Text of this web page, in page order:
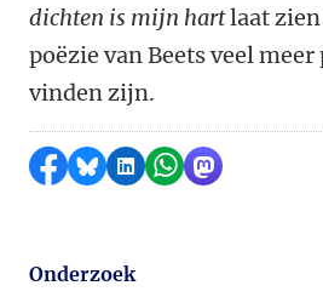
dichten is mijn hartlaat zien
poëzie van Beets veel
vinden zijn.
Delen op Facebook
Delen via Bluesky
Delen op LinkedIn
Delen via
Delen via
Onderzoek